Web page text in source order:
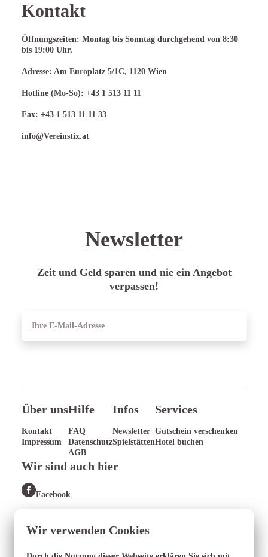
Kontakt
Öffnungszeiten: Montag bis Sonntag durchgehend von 8:30
bis 19:00 Uhr.
Adresse: Am Europlatz 5/1C, 1120 Wien
Hotline (Mo-So): +43 1 513 11 11
Fax: +43 1 513 11 11 33
info@Vereinstix.at
Newsletter
Zeit und Geld sparen und nie ein Angebot
verpassen!
Über uns
Kontakt
Impressum
Hilfe
FAQ
Datenschutz
AGB
Infos
Newsletter
Spielstätten
Services
Gutschein verschenken
Hotel buchen
Wir sind auch hier
Facebook
Wir verwenden Cookies